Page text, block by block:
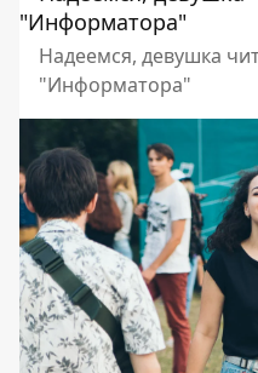
Надеемся, девушка
"Информатора"